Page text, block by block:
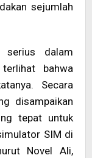
sejumlah
serius dalam
terlihat bahwa
Secara
disampaikan
tepat untuk
SIM di
Novel Ali,